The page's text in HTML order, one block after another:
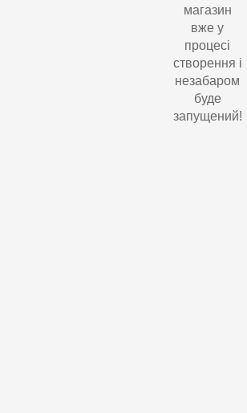
магазин
вже у
процесі
створення і
незабаром
буде
запущений!